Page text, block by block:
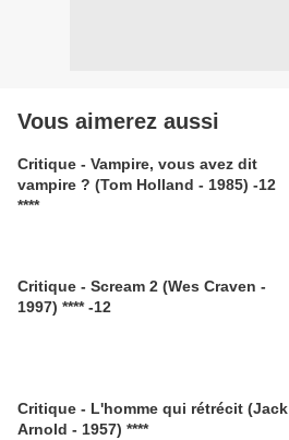
Vous aimerez aussi
Critique - Vampire, vous avez dit
vampire ? (Tom Holland - 1985) -12
****
Critique - Scream 2 (Wes Craven -
1997) **** -12
Critique - L'homme qui rétrécit (Jack
Arnold - 1957) ****